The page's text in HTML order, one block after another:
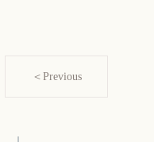
＜Previous